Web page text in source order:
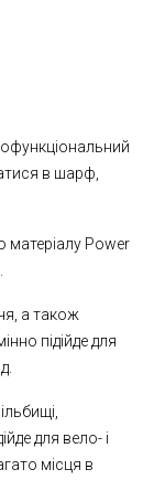
в шарф,
матеріалу Power
а також
підійде для
для вело- і
місця в